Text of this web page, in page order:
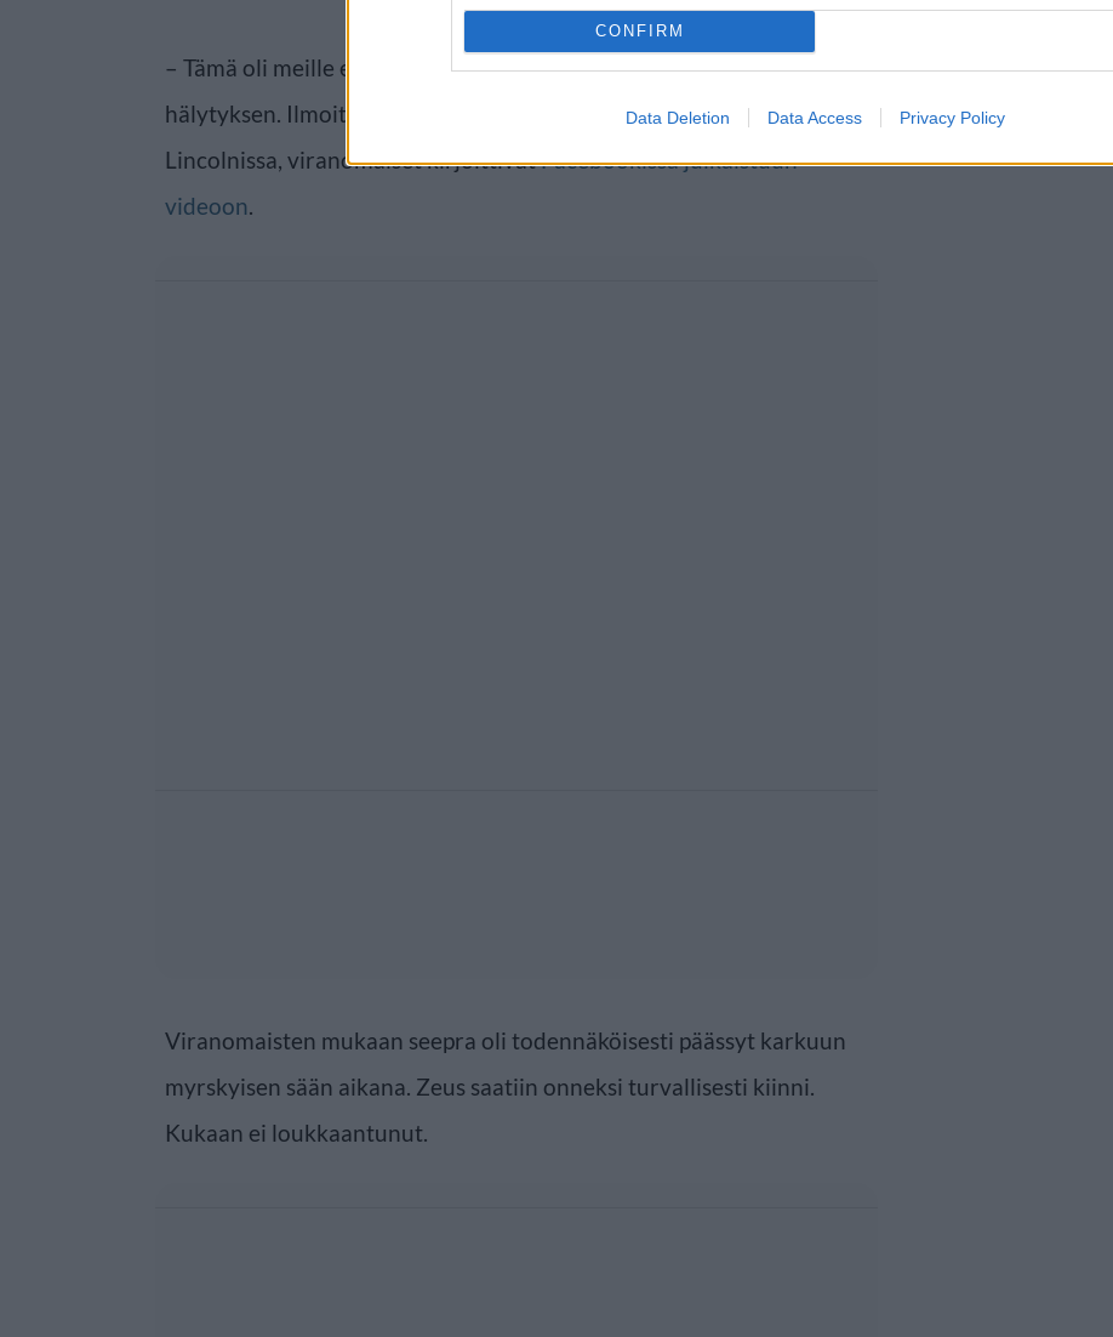
CONFIRM
Data Deletion Data Access Privacy Policy
– Tämä oli meille ensimmäinen seepra ikinä. Eläinvalvontamme sai
hälytyksen. Ilmoituksessa kerrottiin, että seepra oli vapaana
Lincolnissa, viranomaiset kirjoittivatFacebookissa julkaistuun
videoon.
Viranomaisten mukaan seepra oli todennäköisesti päässyt karkuun
myrskyisen sään aikana. Zeus saatiin onneksi turvallisesti kiinni.
Kukaan ei loukkaantunut.